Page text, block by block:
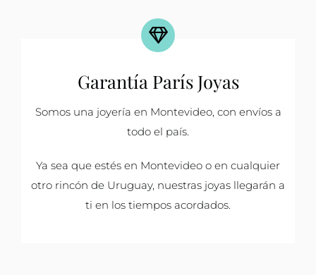
Garantía París Joyas
Somos una joyería en Montevideo, con envíos a
todo el país.
Ya sea que estés en Montevideo o en cualquier
otro rincón de Uruguay, nuestras joyas llegarán a
ti en los tiempos acordados.